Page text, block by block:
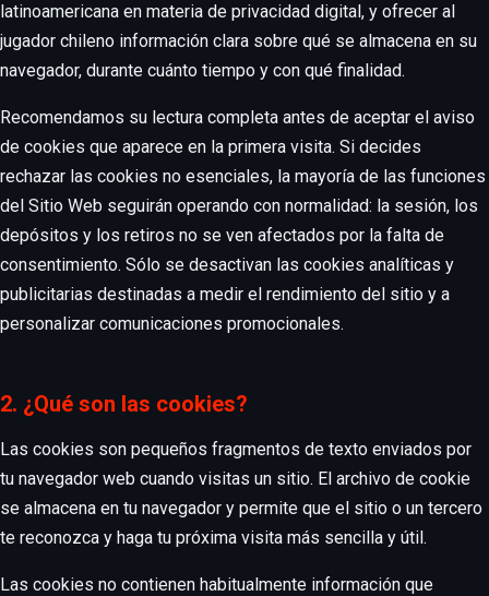
latinoamericana en materia de privacidad digital, y ofrecer al
jugador chileno información clara sobre qué se almacena en su
navegador, durante cuánto tiempo y con qué finalidad.
Recomendamos su lectura completa antes de aceptar el aviso
de cookies que aparece en la primera visita. Si decides
rechazar las cookies no esenciales, la mayoría de las funciones
del Sitio Web seguirán operando con normalidad: la sesión, los
depósitos y los retiros no se ven afectados por la falta de
consentimiento. Sólo se desactivan las cookies analíticas y
publicitarias destinadas a medir el rendimiento del sitio y a
personalizar comunicaciones promocionales.
2. ¿Qué son las cookies?
Las cookies son pequeños fragmentos de texto enviados por
tu navegador web cuando visitas un sitio. El archivo de cookie
se almacena en tu navegador y permite que el sitio o un tercero
te reconozca y haga tu próxima visita más sencilla y útil.
Las cookies no contienen habitualmente información que